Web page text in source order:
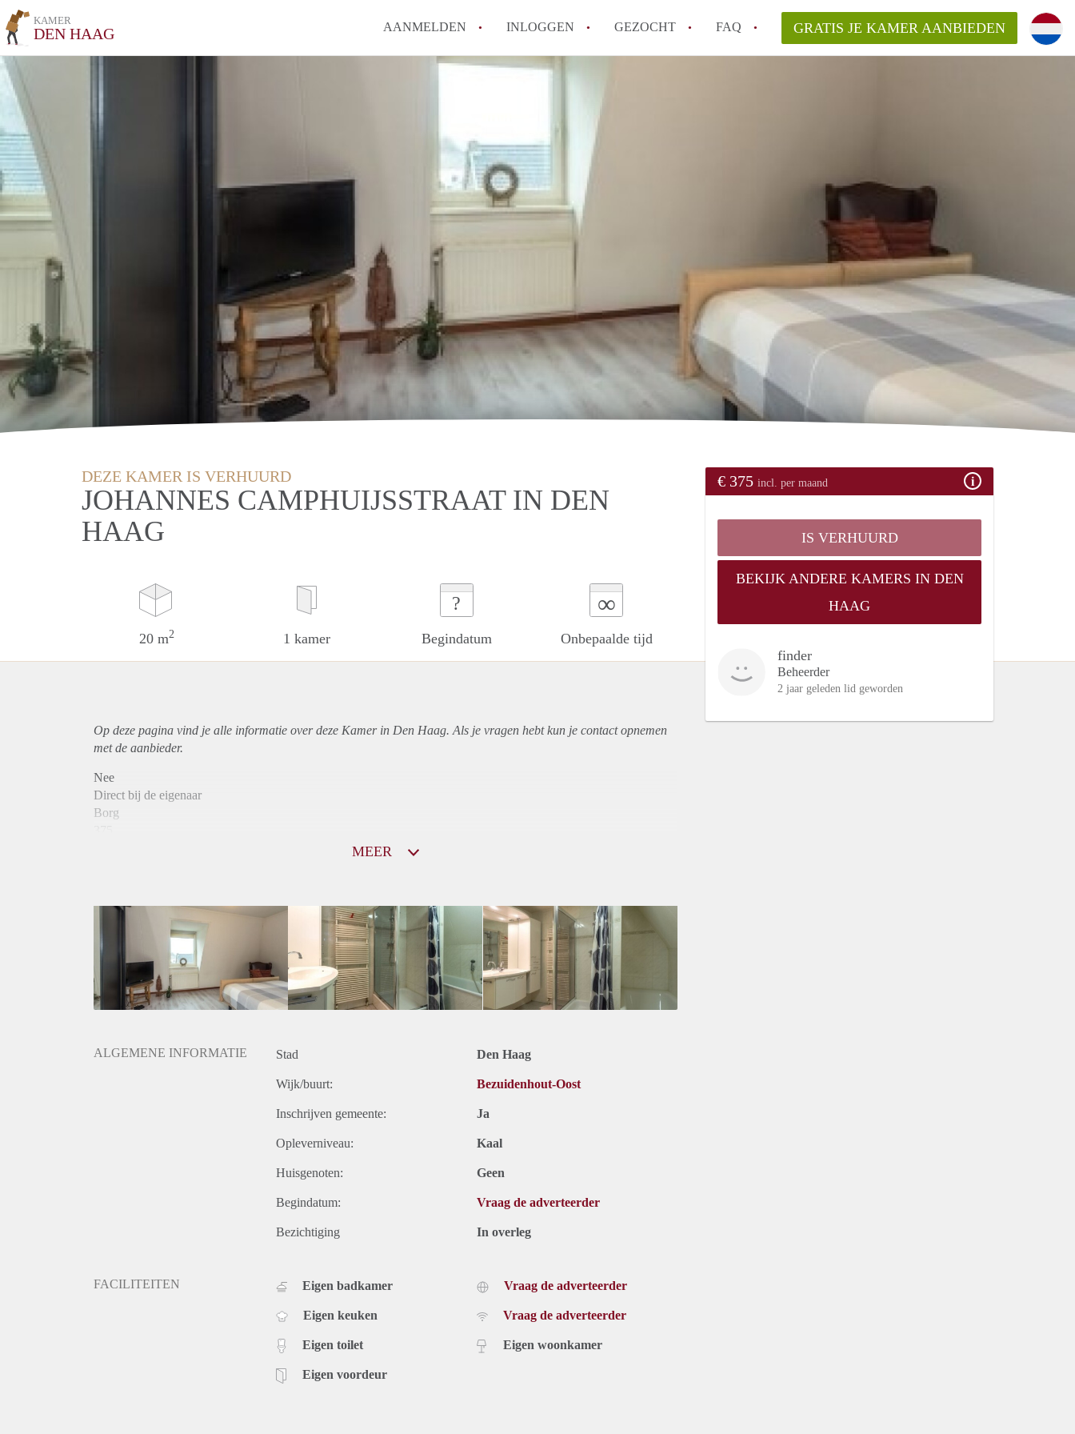
KAMER
DEN HAAG AANMELDEN INLOGGEN GEZOCHT FAQ
Wat is de privacyverklaring van KamerDenHaag?
Alle veelgestelde vragen
GRATIS JE KAMER AANBIEDEN
DEZE KAMER IS VERHUURD
JOHANNES CAMPHUIJSSTRAAT IN DEN
HAAG
20 m2 1 kamer
?
Begindatum
∞
Onbepaalde tijd
€ 375 incl. per maand
IS VERHUURD
BEKIJK ANDERE KAMERS IN DEN
HAAG
finder
Beheerder
2 jaar geleden lid geworden
Op deze pagina vind je alle informatie over deze Kamer in Den Haag. Als je vragen hebt kun je contact opnemen
met de aanbieder.
Nee
Direct bij de eigenaar
Borg
N.V.T.
Huurtermijn
Onbepaalde termijn
Oplevering
Gestoffeerd
MEER
ALGEMENE INFORMATIE Stad Den Haag
Wijk/buurt: Bezuidenhout-Oost
Inschrijven gemeente: Ja
Opleverniveau: Kaal
Huisgenoten: Geen
Begindatum: Vraag de adverteerder
Bezichtiging In overleg
FACILITEITEN Eigen badkamer
Eigen keuken
Eigen toilet
Eigen voordeur
Vraag de adverteerder
Vraag de adverteerder
Eigen woonkamer